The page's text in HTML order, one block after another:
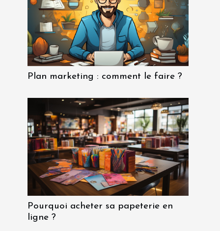
Plan marketing : comment le faire ?
Pourquoi acheter sa papeterie en
ligne ?